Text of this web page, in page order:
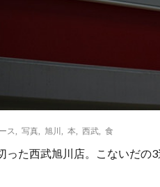
ス 写真 旭川 本 西武 食
った西武旭川店。こないだの3